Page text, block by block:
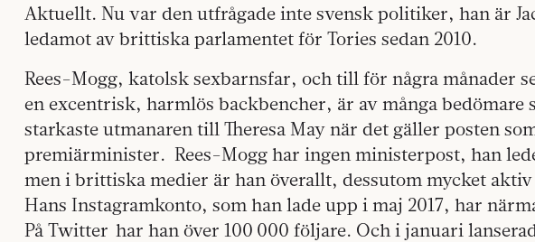
Aktuellt. Nu var den utfrågade inte svensk politiker, han är
ledamot av brittiska parlamentet för Tories sedan 2010.
Rees-Mogg, katolsk sexbarnsfar, och till för några månader
en excentrisk, harmlös backbencher, är av många bedömare
starkaste utmanaren till Theresa May när det gäller posten
premiärminister. Rees-Mogg har ingen ministerpost, han
men i brittiska medier är han överallt, dessutom mycket
Hans Instagramkonto, som han lade upp i maj 2017, har
På Twitter har han över 100 000 följare. Och i januari